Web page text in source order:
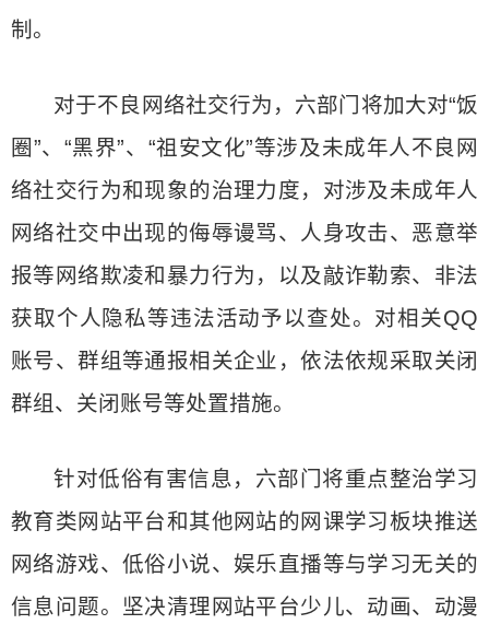
制。
对于不良网络社交行为，六部门将加大对“饭
圈”、“黑界”、“祖安文化”等涉及未成年人不良网
络社交行为和现象的治理力度，对涉及未成年人
网络社交中出现的侮辱谩骂、人身攻击、恶意举
报等网络欺凌和暴力行为，以及敲诈勒索、非法
获取个人隐私等违法活动予以查处。对相关QQ
账号、群组等通报相关企业，依法依规采取关闭
群组、关闭账号等处置措施。
针对低俗有害信息，六部门将重点整治学习
教育类网站平台和其他网站的网课学习板块推送
网络游戏、低俗小说、娱乐直播等与学习无关的
信息问题。坚决清理网站平台少儿、动画、动漫